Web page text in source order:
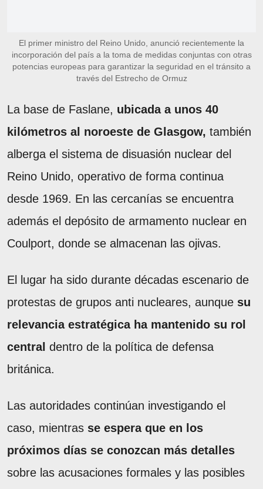
El primer ministro del Reino Unido, anunció recientemente la
incorporación del país a la toma de medidas conjuntas con otras
potencias europeas para garantizar la seguridad en el tránsito a
través del Estrecho de Ormuz
La base de Faslane, ubicada a unos 40
kilómetros al noroeste de Glasgow, también
alberga el sistema de disuasión nuclear del
Reino Unido, operativo de forma continua
desde 1969. En las cercanías se encuentra
además el depósito de armamento nuclear en
Coulport, donde se almacenan las ojivas.
El lugar ha sido durante décadas escenario de
protestas de grupos anti nucleares, aunque su
relevancia estratégica ha mantenido su rol
central dentro de la política de defensa
británica.
Las autoridades continúan investigando el
caso, mientras se espera que en los
próximos días se conozcan más detalles
sobre las acusaciones formales y las posibles